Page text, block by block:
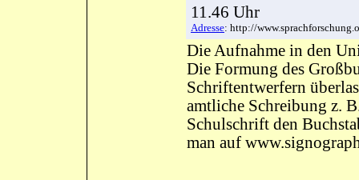
11.46 Uhr
Adresse: http://
Die Aufnahme in den
Die Formung des
Schriftentwerfern
amtliche Schreibung z.
Schulschrift den
man auf